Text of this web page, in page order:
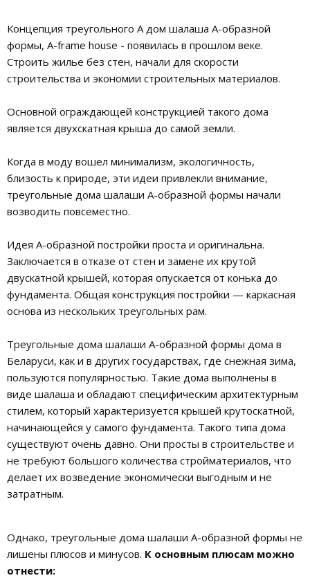
Концепция треугольного А дом шалаша А-образной
формы, A-frame house - появилась в прошлом веке.
Строить жилье без стен, начали для скорости
строительства и экономии строительных материалов.
Основной ограждающей конструкцией такого дома
является двухскатная крыша до самой земли.
Когда в моду вошел минимализм, экологичность,
близость к природе, эти идеи привлекли внимание,
треугольные дома шалаши А-образной формы начали
возводить повсеместно.
Идея А-образной постройки проста и оригинальна.
Заключается в отказе от стен и замене их крутой
двускатной крышей, которая опускается от конька до
фундамента. Общая конструкция постройки — каркасная
основа из нескольких треугольных рам.
Треугольные дома шалаши А-образной формы дома в
Беларуси, как и в других государствах, где снежная зима,
пользуются популярностью. Такие дома выполнены в
виде шалаша и обладают специфическим архитектурным
стилем, который характеризуется крышей крутоскатной,
начинающейся у самого фундамента. Такого типа дома
существуют очень давно. Они просты в строительстве и
не требуют большого количества стройматериалов, что
делает их возведение экономически выгодным и не
затратным.
Однако, треугольные дома шалаши А-образной формы не
лишены плюсов и минусов. К основным плюсам можно
отнести: